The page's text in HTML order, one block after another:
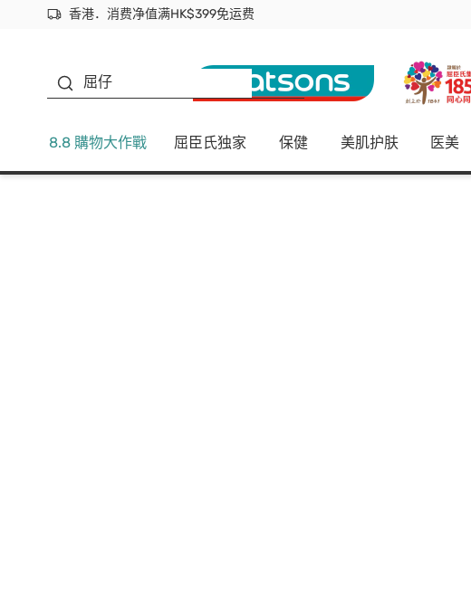
香港．消费净值满HK$399免运费
立即成为易赏钱会员尽享独家优惠
首次APP下单买满$450 输入 NEWAPP 即减$50
屈仔
8.8 購物大作戰 屈臣氏独家 保健 美肌护肤 医美